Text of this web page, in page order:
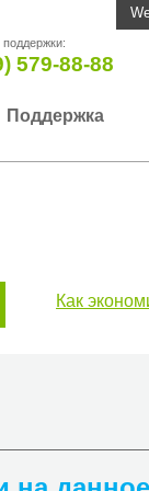
579-88-88
Поддержка
Как